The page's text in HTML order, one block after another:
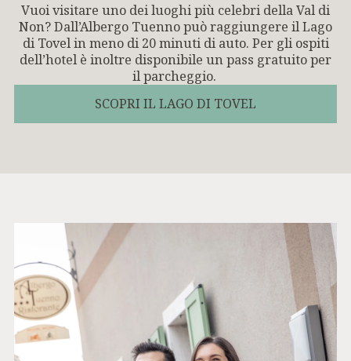
Vuoi visitare uno dei luoghi più celebri della Val di
Non? Dall’Albergo Tuenno può raggiungere il Lago
di Tovel in meno di 20 minuti di auto. Per gli ospiti
dell’hotel è inoltre disponibile un pass gratuito per
il parcheggio.
SCOPRI IL LAGO DI TOVEL